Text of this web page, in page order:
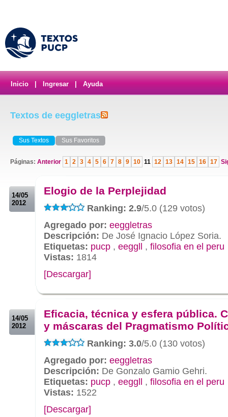
Inicio Ingresar Ayuda
Textos de eeggletras
Sus Textos Sus Favoritos
Páginas: Anterior 1 2 3 4 5 6 7 8 9 10 11 12 13 14 15 16 17
14/05
2012
Elogio de la Perplejidad
Ranking: 2.9/5.0 (129 votos)
Agregado por: eeggletras
Descripción: De José Ignacio López Soria.
Etiquetas: pucp , eeggll , filosofia en el peru
Vistas: 1814
[Descargar]
14/05
2012
Eficacia, técnica y esfera pública.
y máscaras del Pragmatismo
Ranking: 3.0/5.0 (130 votos)
Agregado por: eeggletras
Descripción: De Gonzalo Gamio Gehri.
Etiquetas: pucp , eeggll , filosofia en el peru
Vistas: 1522
[Descargar]